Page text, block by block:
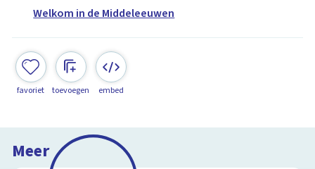
Welkom in de Middeleeuwen
favoriet toevoegen embed
Meer